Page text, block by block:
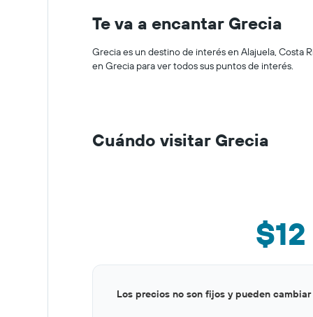
Te va a encantar Grecia
Grecia es un destino de interés en Alajuela, Costa
en Grecia para ver todos sus puntos de interés.
Cuándo visitar Grecia
$12
graphic.Los precios no son fijos y pueden cambiar